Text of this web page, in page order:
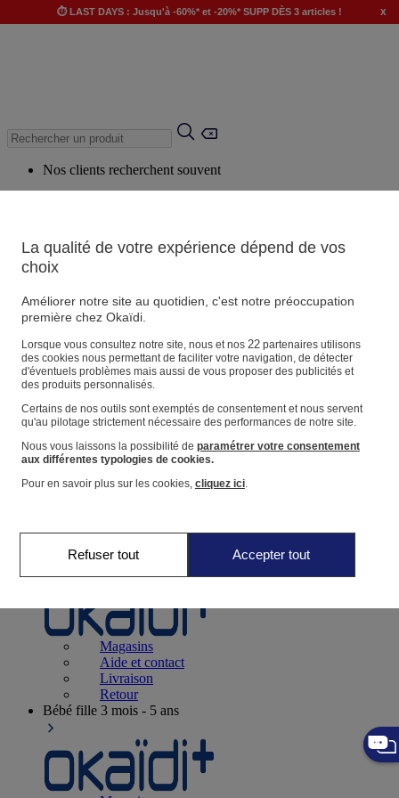
⏱️ LAST DAYS : Jusqu'à -60%* et -20%* SUPP DÈS 3 articles ! x
Nos clients recherchent souvent
Produits suggérés
Voir tous les produits
Magasin
Vos informations personnelles
Suivre une commande
Panier
Favoris
Naissance0-12 mois
Magasins
Aide et contact
Livraison
Retour
Bébé fille 3 mois - 5 ans
La qualité de votre expérience dépend de vos
choix
Améliorer notre site au quotidien, c'est notre préoccupation
première chez Okaïdi.
Lorsque vous consultez notre site, nous et nos 22partenaires utilisons
des cookies nous permettant de faciliter votre navigation, de détecter
d'éventuels problèmes mais aussi de vous proposer des publicités et
des produits personnalisés.
Certains de nos outils sont exemptés de consentement et nous servent
qu'au pilotage strictement nécessaire des performances de notre site.
Nous vous laissons la possibilité de paramétrer votre consentement
aux différentes typologies de cookies.
Pour en savoir plus sur les cookies, cliquez ici.
Refuser tout Accepter tout